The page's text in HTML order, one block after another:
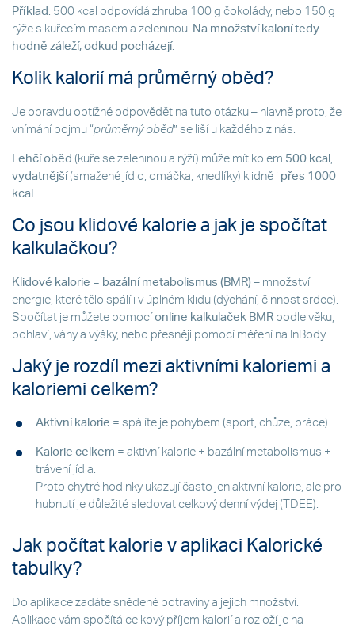
Příklad : 500 kcal odpovídá zhruba 100 g čokolády, nebo 150 g
rýže s kuřecím masem a zeleninou. Na množství kalorií tedy
hodně záleží, odkud pocházejí
Kolik kalorií má průměrný oběd?
Je opravdu obtížné odpovědět na tuto otázku – hlavně proto, že
vnímání pojmu “průměrný oběd” se liší u každého z nás.
Lehčí oběd (kuře se zeleninou a rýží) může mít kolem 500 kcal
vydatnější(smažené jídlo, omáčka, knedlíky) klidně i přes 1000
kcal
Co jsou klidové kalorie a jak je spočítat
kalkulačkou?
Klidové kalorie = bazální metabolismus (BMR) – množství
energie, které tělo spálí i v úplném klidu (dýchání, činnost srdce).
Spočítat je můžete pomocíonline kalkulaček BMR podle věku,
pohlaví, váhy a výšky, nebo přesněji pomocí měření na InBody.
Jaký je rozdíl mezi aktivními kaloriemi a
kaloriemi celkem?
Aktivní kalorie = spálíte je pohybem (sport, chůze, práce).
Kalorie celkem = aktivní kalorie + bazální metabolismus +
trávení jídla.
Proto chytré hodinky ukazují často jen aktivní kalorie, ale pro
hubnutí je důležité sledovat celkový denní výdej (TDEE).
Jak počítat kalorie v aplikaci Kalorické
tabulky?
Do aplikace zadáte snědené potraviny a jejich množství.
Aplikace vám spočítá celkový příjem kalorií a rozloží je na